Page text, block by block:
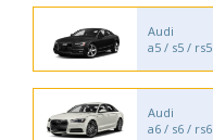
Audi
a5 / s5 / rs5
Audi
a6 / s6 / rs6